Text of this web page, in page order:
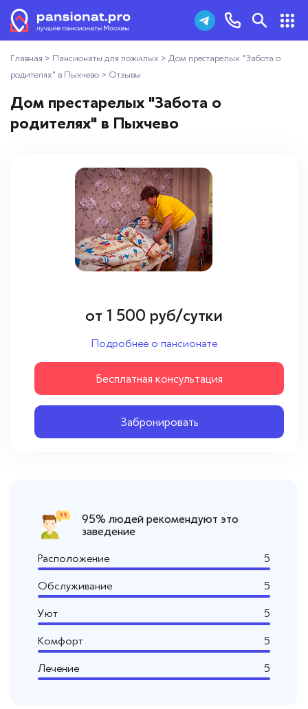
Пансионаты для пожилых
Дома престарелых
Пансионаты для ветеранов
Как выбрать пансионат
Добавить пансионат
Вопросы — ответы
+7 (495) 181-43-93
Заказать звонок
Главная > Пансионаты для пожилых > Дом престарелых "Забота о
родителях" в Пыхчево > Отзывы
Дом престарелых "Забота о
родителях" в Пыхчево
от 1 500 руб/сутки
Подробнее о пансионате
Бесплатная консультация
Забронировать
95% людей рекомендуют это
заведение
Расположение 5
Обслуживание 5
Уют 5
Комфорт 5
Лечение 5